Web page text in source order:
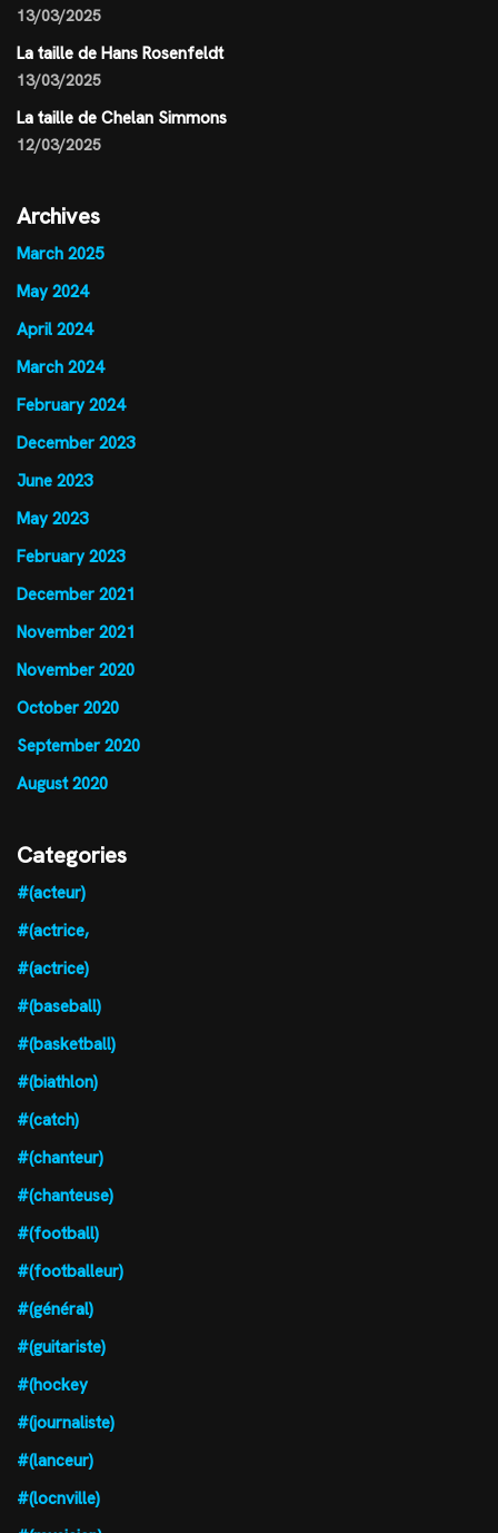
13/03/2025
La taille de Hans Rosenfeldt
13/03/2025
La taille de Chelan Simmons
12/03/2025
Archives
March 2025
May 2024
April 2024
March 2024
February 2024
December 2023
June 2023
May 2023
February 2023
December 2021
November 2021
November 2020
October 2020
September 2020
August 2020
Categories
#(acteur)
#(actrice,
#(actrice)
#(baseball)
#(basketball)
#(biathlon)
#(catch)
#(chanteur)
#(chanteuse)
#(football)
#(footballeur)
#(général)
#(guitariste)
#(hockey
#(journaliste)
#(lanceur)
#(locnville)